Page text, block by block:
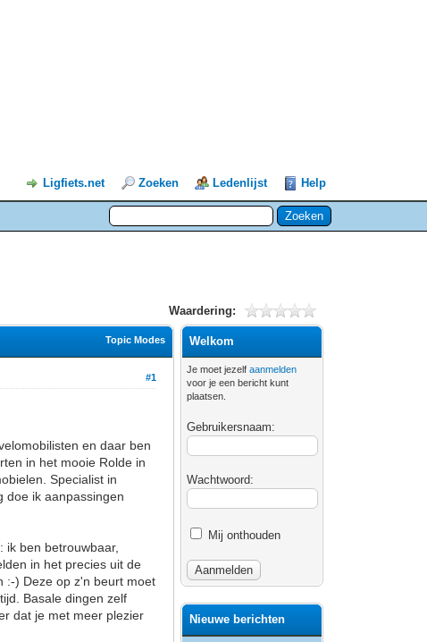
Ligfiets.net Zoeken Ledenlijst Help
Waardering:
Topic Modes
#1
en daar ben
in het mooie Rolde in
Specialist in
doe ik aanpassingen
ik ben betrouwbaar,
in het precies uit de
:-) Deze op z'n beurt moet
Basale dingen zelf
dat je met meer plezier
Welkom
Je moet jezelfaanmelden
voor je een bericht kunt
plaatsen.
Gebruikersnaam:
Wachtwoord:
Mij onthouden
Nieuwe berichten